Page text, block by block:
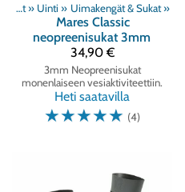
Tuoteryhmät ‪» Uinti ‪» Uimakengät & Sukat ‪»
Mares Classic
neopreenisukat 3mm
34,90 €
3mm Neopreenisukat
monenlaiseen vesiaktiviteettiin.
Heti saatavilla
☆☆☆☆☆ (4)